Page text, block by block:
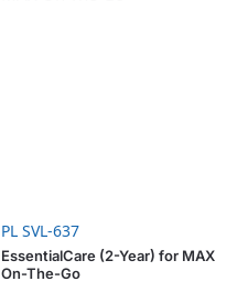
PL SVL-637
EssentialCare (2-Year) for MAX
On-The-Go